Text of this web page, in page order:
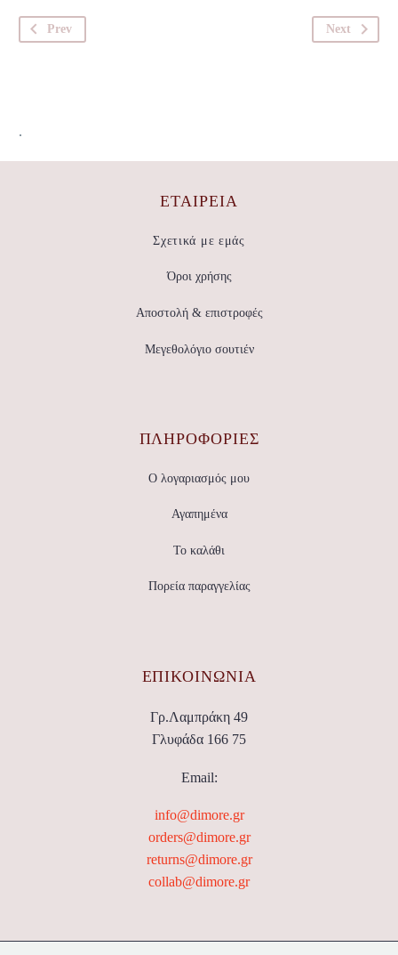
Prev Next
.
ΕΤΑΙΡΕΊΑ
Σχετικά με εμάς
Όροι χρήσης
Αποστολή & επιστροφές
Μεγεθολόγιο σουτιέν
ΠΛΗΡΟΦΟΡΙΕΣ
Ο λογαριασμός μου
Αγαπημένα
Το καλάθι
Πορεία παραγγελίας
ΕΠΙΚΟΙΝΩΝΊΑ
Γρ.Λαμπράκη 49
Γλυφάδα 166 75
Email:
info@dimore.gr
orders@dimore.gr
returns@dimore.gr
collab@dimore.gr